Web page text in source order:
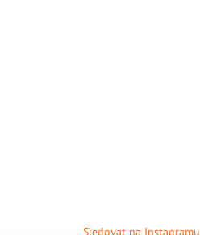
Sledovat na Instagramu